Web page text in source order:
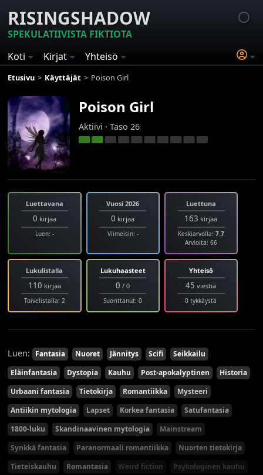
RISINGSHADOW
SPEKULATIIVISTA FIKTIOTA
Koti
Kirjat Yhteisö
Etusivu Käyttäjät Poison Girl
Poison Girl
Aktiivi · Taso 26
Luettavana
0 kirjaa
Luen: -
Vuosi 2026
0 kirjaa
Viimeisin: -
Luettuna
163 kirjaa
Keskiarvolla: 7.7
Arvioita: 66
Lukulistalla
110 kirjaa
Toivelistalla: 2
Lukuhaasteet
0 / 0
Suorittanut: 0
Yhteisö
45 viestiä
0 tykkäystä
Luen: Fantasia Nuoret Jännitys Scifi
Seikkailu
Eläinfantasia
Dystopia Kauhu Post-apokalyptinen
Historia
Urbaani fantasia
Tietokirja Romantiikka
Mysteeri
Antiikin mytologia
Lapset Korkea fantasia
Satufantasia
1800-luku
Skandinaavinen mytologia
Mainstream
Synkkä fantasia
Paranormaali romantiikka
Nuorten tietokirja
Tieteiskauhu
Romantasia Weird fiction
Psykologinen kauhu